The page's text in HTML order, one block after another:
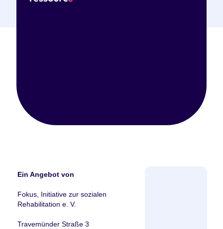
Ein Angebot von
Fokus, Initiative zur sozialen
Rehabilitation e. V.
Travemünder Straße 3